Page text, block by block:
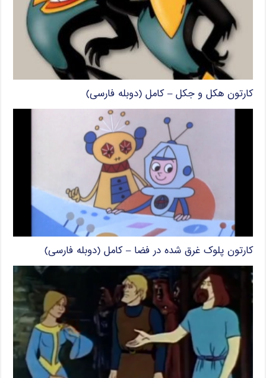
کارتون هکل و جکل – کامل (دوبله فارسی)
کارتون پلوک غرق شده در فضا – کامل (دوبله فارسی)